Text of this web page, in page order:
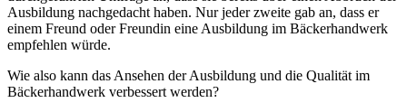
Ausbildung nachgedacht haben. Nur jeder zweite gab an, dass er
einem Freund oder Freundin eine Ausbildung im Bäckerhandwerk
empfehlen würde.
Wie also kann das Ansehen der Ausbildung und die Qualität im
Bäckerhandwerk verbessert werden?